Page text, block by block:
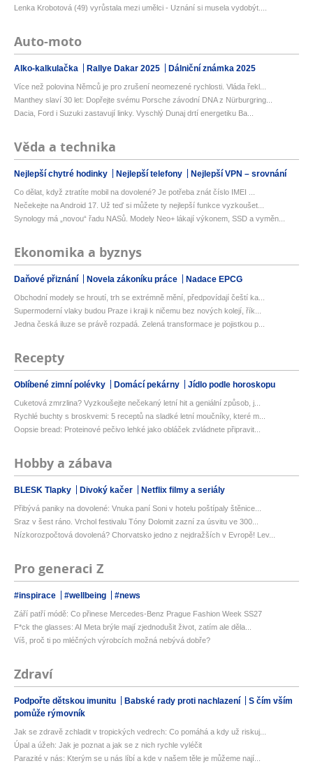
Lenka Krobotová (49) vyrůstala mezi umělci - Uznání si musela vydobýt....
Auto-moto
Alko-kalkulačka Rallye Dakar 2025 Dálniční známka 2025
Více než polovina Němců je pro zrušení neomezené rychlosti. Vláda řekl...
Manthey slaví 30 let: Dopřejte svému Porsche závodní DNA z Nürburgring...
Dacia, Ford i Suzuki zastavují linky. Vyschlý Dunaj drtí energetiku Ba...
Věda a technika
Nejlepší chytré hodinky Nejlepší telefony Nejlepší VPN – srovnání
Co dělat, když ztratíte mobil na dovolené? Je potřeba znát číslo IMEI ...
Nečekejte na Android 17. Už teď si můžete ty nejlepší funkce vyzkoušet...
Synology má „novou“ řadu NASů. Modely Neo+ lákají výkonem, SSD a vyměn...
Ekonomika a byznys
Daňové přiznání Novela zákoníku práce Nadace EPCG
Obchodní modely se hroutí, trh se extrémně mění, předpovídají čeští ka...
Supermoderní vlaky budou Praze i kraji k ničemu bez nových kolejí, řík...
Jedna česká iluze se právě rozpadá. Zelená transformace je pojistkou p...
Recepty
Oblíbené zimní polévky Domácí pekárny Jídlo podle horoskopu
Cuketová zmrzlina? Vyzkoušejte nečekaný letní hit a geniální způsob, j...
Rychlé buchty s broskvemi: 5 receptů na sladké letní moučníky, které m...
Oopsie bread: Proteinové pečivo lehké jako obláček zvládnete připravit...
Hobby a zábava
BLESK Tlapky Divoký kačer Netflix filmy a seriály
Přibývá paniky na dovolené: Vnuka paní Soni v hotelu poštípaly štěnice...
Sraz v šest ráno. Vrchol festivalu Tóny Dolomit zazní za úsvitu ve 300...
Nízkorozpočtová dovolená? Chorvatsko jedno z nejdražších v Evropě! Lev...
Pro generaci Z
#inspirace #wellbeing #news
Září patří módě: Co přinese Mercedes-Benz Prague Fashion Week SS27
F*ck the glasses: AI Meta brýle mají zjednodušit život, zatím ale děla...
Víš, proč ti po mléčných výrobcích možná nebývá dobře?
Zdraví
Podpořte dětskou imunitu Babské rady proti nachlazení
S čím vším
pomůže rýmovník
Jak se zdravě zchladit v tropických vedrech: Co pomáhá a kdy už riskuj...
Úpal a úžeh: Jak je poznat a jak se z nich rychle vyléčit
Parazité v nás: Kterým se u nás líbí a kde v našem těle je můžeme nají...